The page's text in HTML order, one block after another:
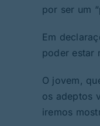
por ser um
Em
poder estar
O jovem,
os adeptos
iremos